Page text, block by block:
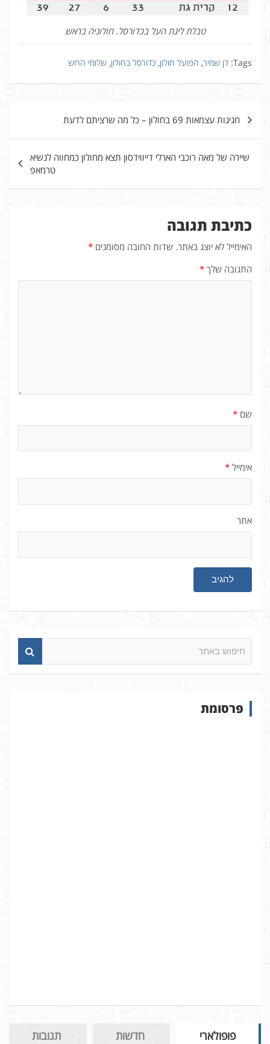
טבלת ליגת העל בכדורסל. חולוניה בראש
Tags: דן שמיר, הפועל חולון, כדורסל בחולון, שלומי הרוש
חגיגות עצמאות 69 בחולון – כל מה שרציתם לדעת
שיירה של מאה רוכבי הארלי דייווידסון תצא מחולון כמחווה לנשיא
טרמאפ
כתיבת תגובה
האימייל לא יוצג באתר. שדות החובה מסומנים *
התגובה שלך *
שם *
אימייל *
אתר
א
פרסומת
פופולארי חדשות תגובות